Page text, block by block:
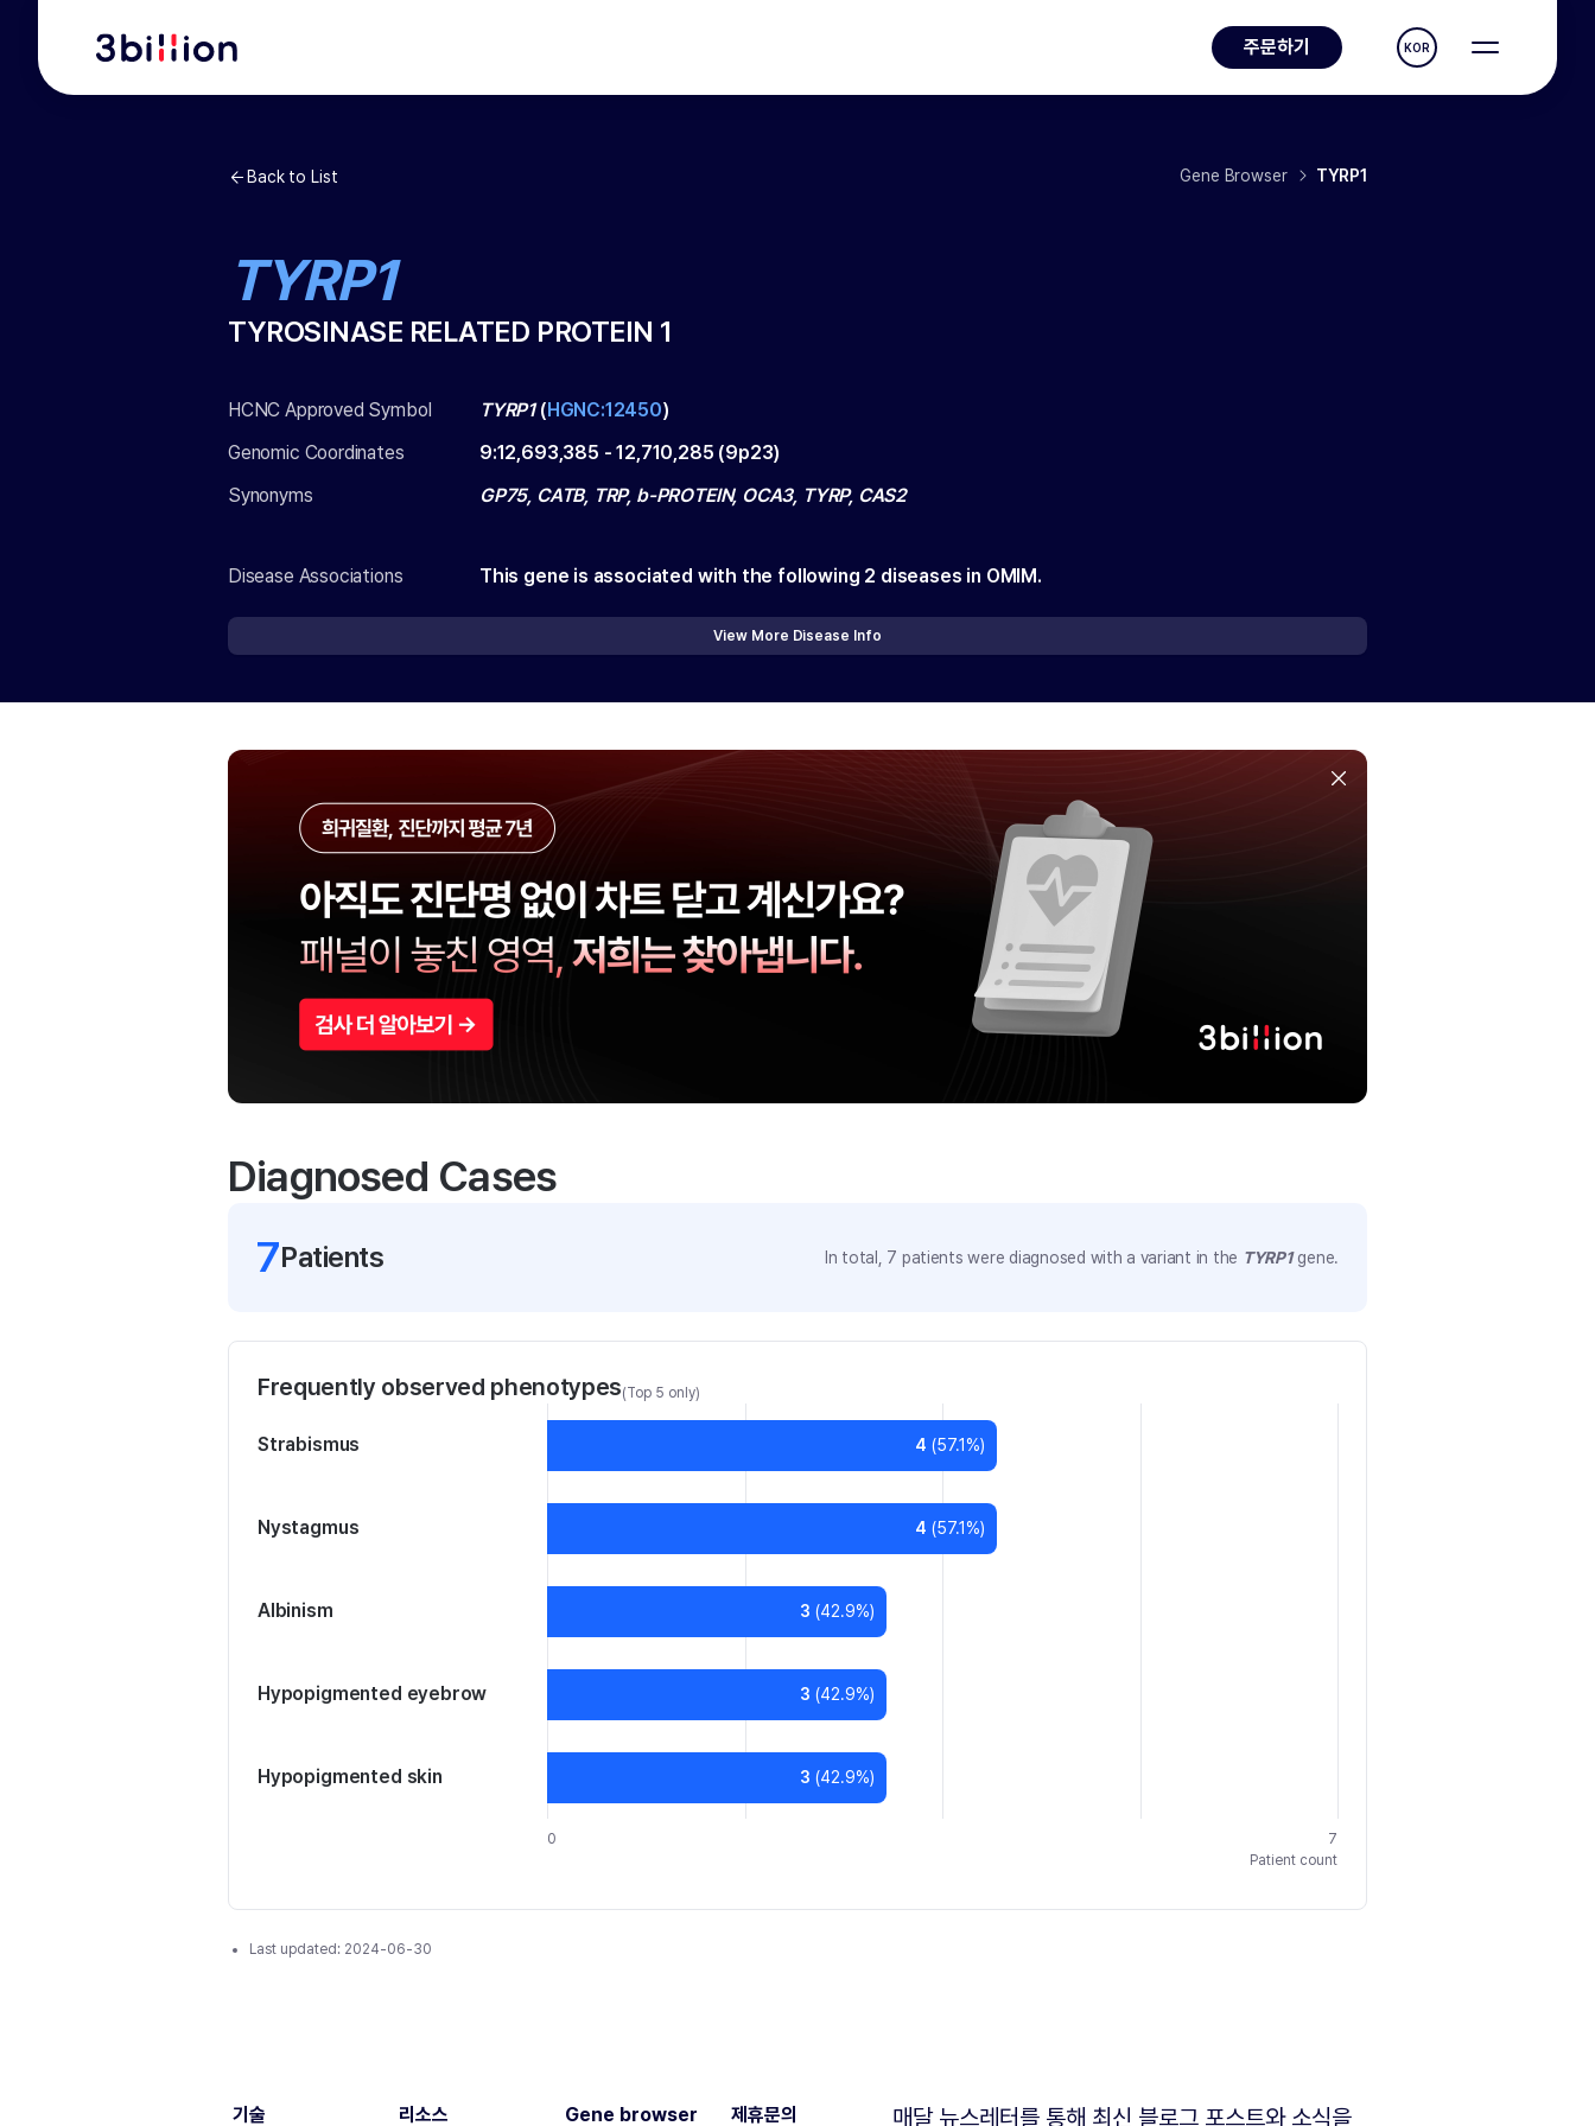
주문하기 KOR
Back to List Gene Browser TYRP1
TYRP1
TYROSINASE RELATED PROTEIN 1
HCNC Approved Symbol TYRP1(HGNC:12450)
Genomic Coordinates
9:12,693,385 - 12,710,285 (9p23)
Synonyms
GP75, CATB, TRP, b-PROTEIN, OCA3, TYRP, CAS2
Disease Associations This gene is associated with the following 2 diseases in OMIM.
View More Disease Info
Diagnosed Cases
7Patients In total, 7 patients were diagnosed with a variant in the TYRP1gene.
Frequently observed phenotypes(Top 5 only)
0
7
Patient count
Strabismus 4 (57.1%)
Nystagmus 4 (57.1%)
Albinism 3 (42.9%)
Hypopigmented eyebrow 3 (42.9%)
Hypopigmented skin 3 (42.9%)
Last updated: 2024-06-30
기술 리소스 Gene browser 제휴문의 매달 뉴스레터를 통해 최신 블로그 포스트와 소식을